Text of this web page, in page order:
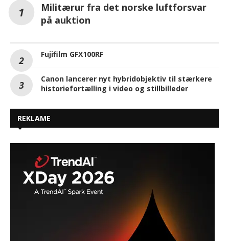
Militærur fra det norske luftforsvar
på auktion
Fujifilm GFX100RF
Canon lancerer nyt hybridobjektiv til stærkere
historiefortælling i video og stillbilleder
REKLAME